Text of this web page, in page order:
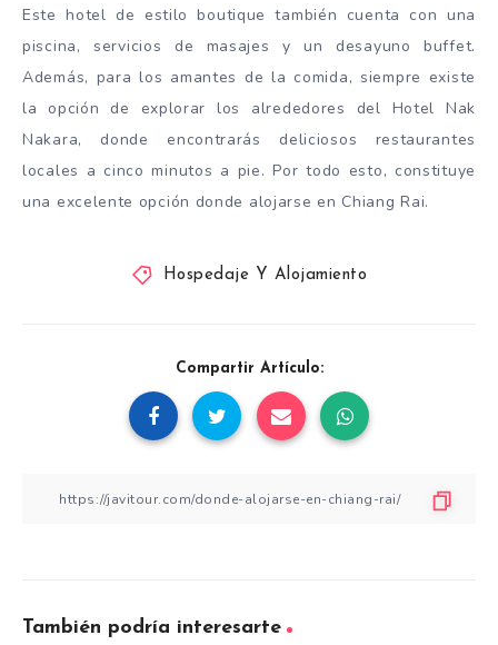
Este hotel de estilo boutique también cuenta con una
piscina, servicios de masajes y un desayuno buffet.
Además, para los amantes de la comida, siempre existe
la opción de explorar los alrededores del Hotel Nak
Nakara, donde encontrarás deliciosos restaurantes
locales a cinco minutos a pie. Por todo esto, constituye
una excelente opción donde alojarse en Chiang Rai.
Hospedaje Y Alojamiento
Compartir Artículo:
También podría interesarte